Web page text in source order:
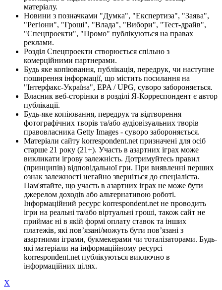
матеріалу.
Новини з позначками "Думка", "Експертиза", "Заява",
"Регіони", "Гроші", "Влада", "Вибори", "Тест-драйв",
"Спецпроекти", "Промо" публікуються на правах
реклами.
Розділ Спецпроекти створюється спільно з
комерційними партнерами.
Будь яке копіювання, публікація, передрук, чи наступне
поширення інформації, що містить посилання на
"Інтерфакс-Україна", EPA / UPG, суворо забороняється.
Власник веб-сторінки в розділі Я-Корреспондент є автор
публікації.
Будь-яке копіювання, передрук та відтворення
фотографічних творів та/або аудіовізуальних творів
правовласника Getty Images - суворо забороняється.
Матеріали сайту korrespondent.net призначені для осіб
старше 21 року (21+). Участь в азартних іграх може
викликати ігрову залежність. Дотримуйтесь правил
(принципів) відповідальної гри. При виявленні перших
ознак залежності негайно зверніться до спеціаліста.
Пам'ятайте, що участь в азартних іграх не може бути
джерелом доходів або альтернативою роботі.
Інформаційний ресурс korrespondent.net не проводить
ігри на реальні та/або віртуальні гроші, також сайт не
приймає ні в якій формі оплату ставок та інших
платежів, які пов’язані/можуть бути пов’язані з
азартними іграми, букмекерами чи тоталізаторами. Будь-
які матеріали на інформаційному ресурсі
korrespondent.net публікуються виключно в
інформаційних цілях.
X